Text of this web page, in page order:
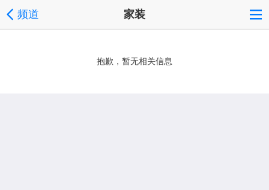
频道 家装
抱歉，暂无相关信息